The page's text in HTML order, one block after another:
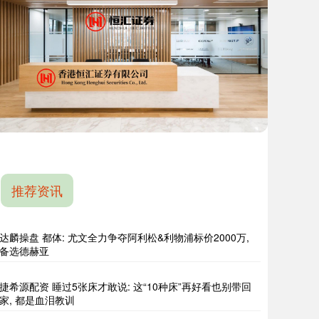
推荐资讯
达麟操盘 都体: 尤文全力争夺阿利松&利物浦标价2000万,
备选德赫亚
捷希源配资 睡过5张床才敢说: 这“10种床”再好看也别带回
家, 都是血泪教训